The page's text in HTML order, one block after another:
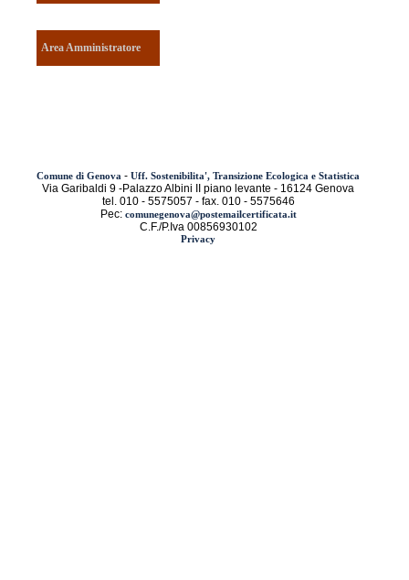
Area Amministratore
Comune di Genova - Uff. Sostenibilita', Transizione Ecologica e Statistica
Via Garibaldi 9 -Palazzo Albini II piano levante - 16124 Genova
tel. 010 - 5575057 - fax. 010 - 5575646
Pec: comunegenova@postemailcertificata.it
C.F./P.Iva 00856930102
Privacy